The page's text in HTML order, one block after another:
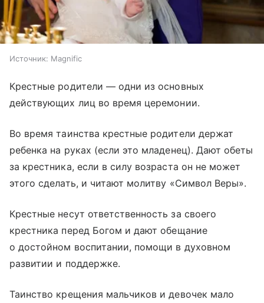
Источник: Magnific
Крестные родители — одни из основных
действующих лиц во время церемонии.
Во время таинства крестные родители держат
ребенка на руках (если это младенец). Дают обеты
за крестника, если в силу возраста он не может
этого сделать, и читают молитву «Символ Веры».
Крестные несут ответственность за своего
крестника перед Богом и дают обещание
о достойном воспитании, помощи в духовном
развитии и поддержке.
Таинство крещения мальчиков и девочек мало